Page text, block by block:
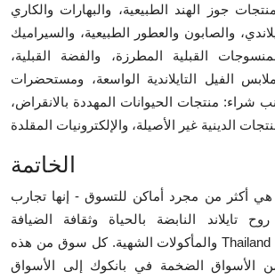
جوز الهند الطبيعية، والبهارات والكاري
والصابون والعطور الطبيعية، والسيراميك
القبلية المطرزة، والفضة القبلية،
الفيل التايلاندية الواسعة، ومستحضرات
شراء: منتجات الحيوانات المهددة بالانقراض،
الخاتمة
هي أكثر من مجرد أماكن للتسوق - إنها تجارب
تايلاند النابضة بالحياة وثقافة الضيافة
والمأكولات الشهية. كل سوق من هذه Thailand Night Markets يقدم
الأسواق الضخمة في بانكوك إلى الأسواق